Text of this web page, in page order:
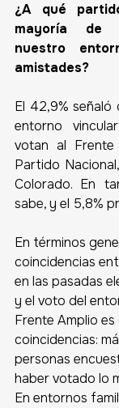
¿A qué
mayoría de
nuestro
amistades?
El 42,9% señaló
entorno
votan al Frente
Partido
Colorado. En
sabe, y el 5,8%
En términos
coincidencias
en las pasadas
y el voto del
Frente Amplio
coincidencias:
personas
haber votado lo
En entornos